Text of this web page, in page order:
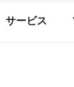
サービス